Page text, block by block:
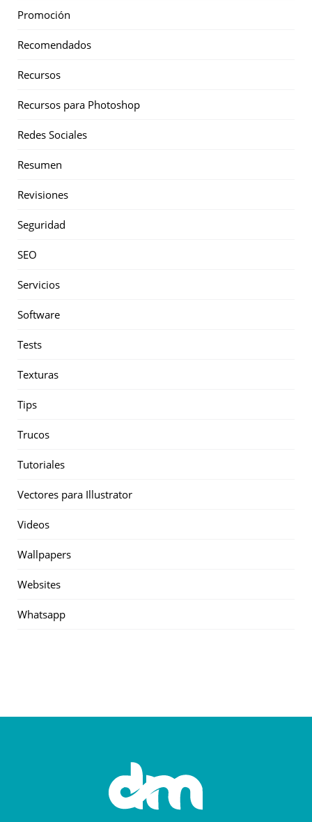
Promoción
Recomendados
Recursos
Recursos para Photoshop
Redes Sociales
Resumen
Revisiones
Seguridad
SEO
Servicios
Software
Tests
Texturas
Tips
Trucos
Tutoriales
Vectores para Illustrator
Videos
Wallpapers
Websites
Whatsapp